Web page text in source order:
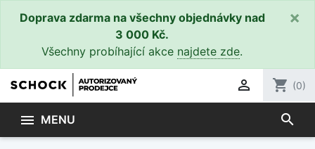
Doprava zdarma na všechny objednávky nad
3 000 Kč.
Všechny probíhající akce najdete zde.
×
 shopping_cart (0)
 MENU search